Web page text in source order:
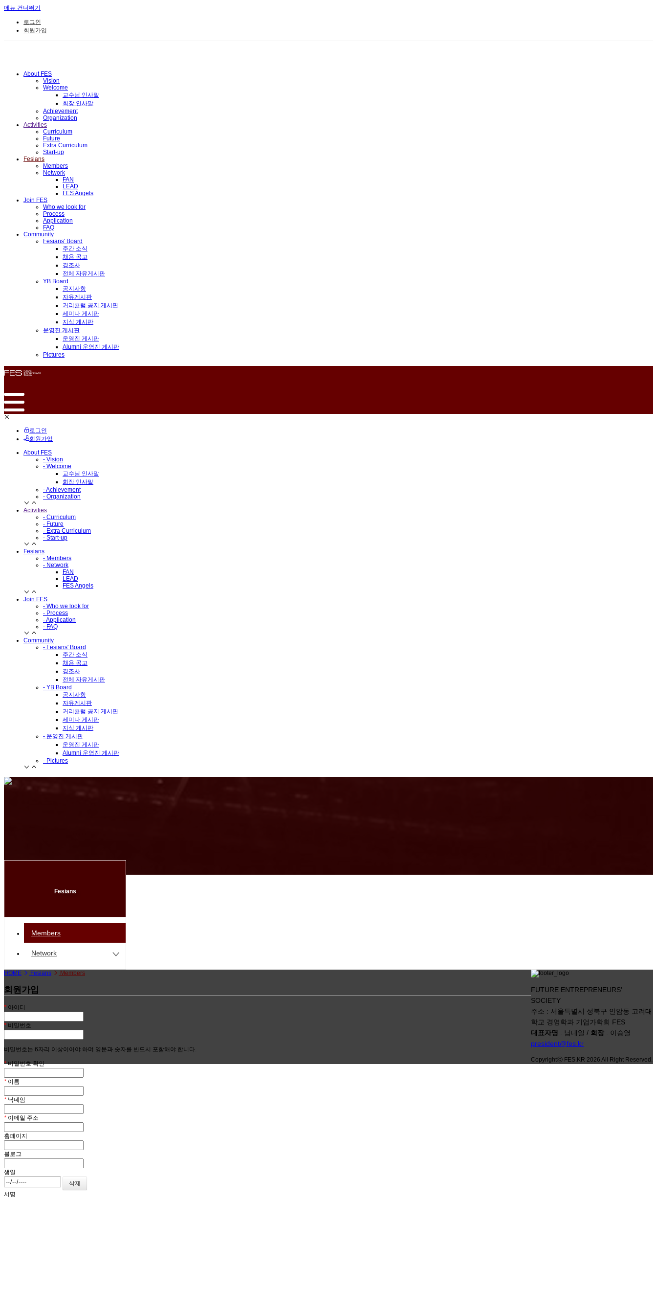
메뉴 건너뛰기
로그인
회원가입
About FES
Vision
Welcome
교수님 인사말
회장 인사말
Achievement
Organization
Activities
Curriculum
Future
Extra Curriculum
Start-up
Fesians
Members
Network
FAN
LEAD
FES Angels
Join FES
Who we look for
Process
Application
FAQ
Community
Fesians' Board
주간 소식
채용 공고
경조사
전체 자유게시판
YB Board
공지사항
자유게시판
커리큘럼 공지 게시판
세미나 게시판
지식 게시판
운영진 게시판
운영진 게시판
Alumni 운영진 게시판
Pictures
로그인
회원가입
About FES
- Vision
- Welcome
교수님 인사말
회장 인사말
- Achievement
- Organization
Activities
- Curriculum
- Future
- Extra Curriculum
- Start-up
Fesians
- Members
- Network
FAN
LEAD
FES Angels
Join FES
- Who we look for
- Process
- Application
- FAQ
Community
- Fesians' Board
주간 소식
채용 공고
경조사
전체 자유게시판
- YB Board
공지사항
자유게시판
커리큘럼 공지 게시판
세미나 게시판
지식 게시판
- 운영진 게시판
운영진 게시판
Alumni 운영진 게시판
- Pictures
Fesians
Members
Network
HOME Fesians Members
회원가입
* 아이디
* 비밀번호
비밀번호는 6자리 이상이어야 하며 영문과 숫자를 반드시 포함해야 합니다.
*비밀번호 확인
* 이름
* 닉네임
* 이메일 주소
홈페이지
블로그
생일
서명
FUTURE ENTREPRENEURS'
SOCIETY
주소 : 서울특별시 성북구 안암동 고려대
학교 경영학과 기업가학회 FES
대표자명 : 남대일 / 회장 : 이승열
president@fes.kr
Copyrightⓒ FES.KR 2026 All Right Reserved.